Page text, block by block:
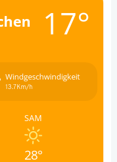
17°
Windgeschwindigkeit
13.7Km/h
SAM
28°